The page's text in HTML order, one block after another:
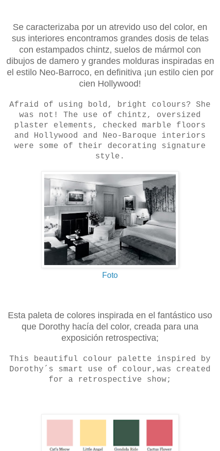
Se caracterizaba por un atrevido uso del color, en
sus interiores encontramos grandes dosis de telas
con estampados chintz, suelos de mármol con
dibujos de damero y grandes molduras inspiradas en
el estilo Neo-Barroco, en definitiva ¡un estilo cien por
cien Hollywood!
Afraid of using bold, bright colours? She
was not! The use of chintz, oversized
plaster elements, checked marble floors
and Hollywood and Neo-Baroque interiors
were some of their decorating signature
style.
Foto
Esta paleta de colores inspirada en el fantástico uso
que Dorothy hacía del color, creada para una
exposición retrospectiva;
This beautiful colour palette inspired by
Dorothy´s smart use of colour,was created
for a retrospective show;